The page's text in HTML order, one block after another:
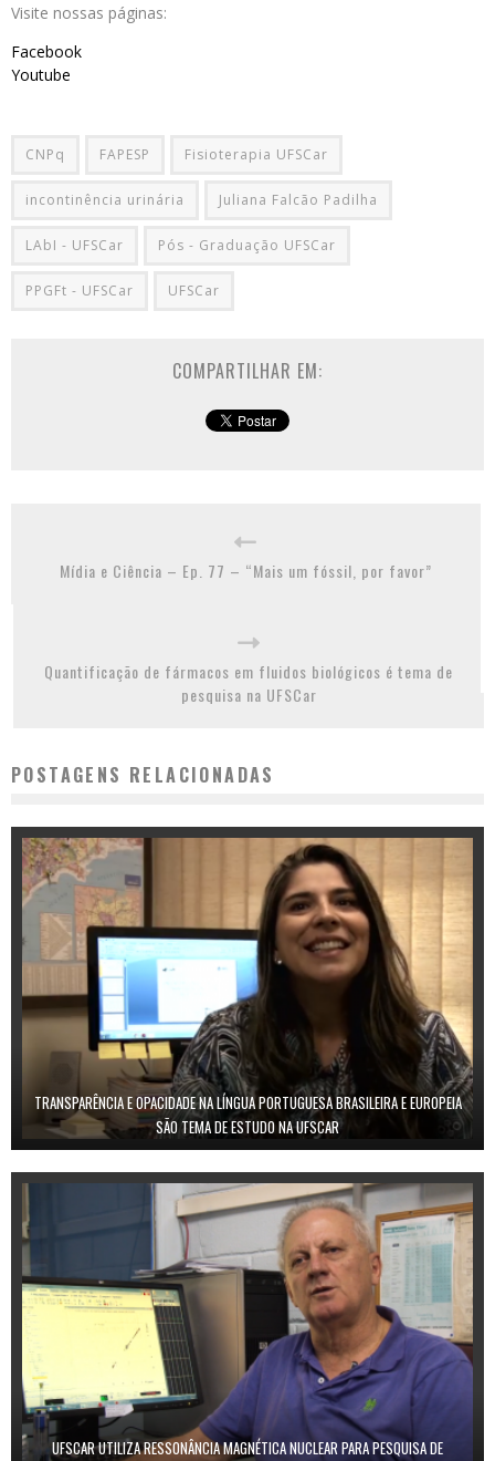
Visite nossas páginas:
Facebook
Youtube
CNPq FAPESP Fisioterapia UFSCar
incontinência urinária Juliana Falcão Padilha
LAbI - UFSCar Pós - Graduação UFSCar
PPGFt - UFSCar UFSCar
COMPARTILHAR EM:
Mídia e Ciência – Ep. 77 – “Mais um fóssil, por favor”
Quantificação de fármacos em fluidos biológicos é tema de
pesquisa na UFSCar
POSTAGENS RELACIONADAS
TRANSPARÊNCIA E OPACIDADE NA LÍNGUA PORTUGUESA BRASILEIRA E EUROPEIA
SÃO TEMA DE ESTUDO NA UFSCAR
UFSCAR UTILIZA RESSONÂNCIA MAGNÉTICA NUCLEAR PARA PESQUISA DE